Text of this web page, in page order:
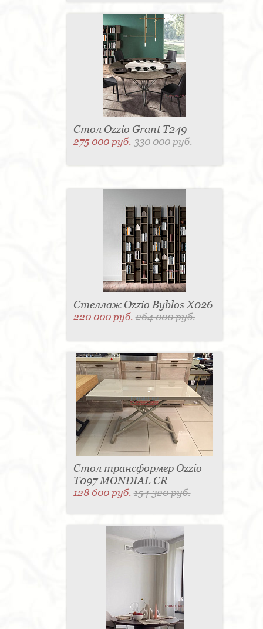
Стол Ozzio Grant T249
275 000 руб.330 000 руб.
Стеллаж Ozzio Byblos X026
220 000 руб.264 000 руб.
Стол трансформер Ozzio
T097 MONDIAL CR
128 600 руб.154 320 руб.